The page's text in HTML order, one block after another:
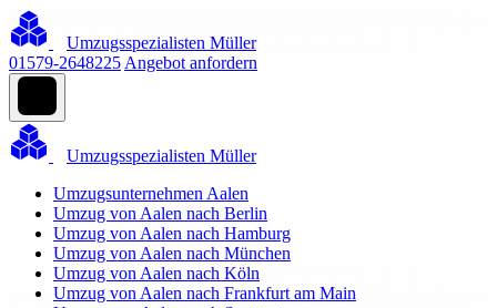
Umzugsspezialisten Müller
01579-2648225 Angebot anfordern
Umzugsspezialisten Müller
Umzugsunternehmen Aalen
Umzug von Aalen nach Berlin
Umzug von Aalen nach Hamburg
Umzug von Aalen nach München
Umzug von Aalen nach Köln
Umzug von Aalen nach Frankfurt am Main